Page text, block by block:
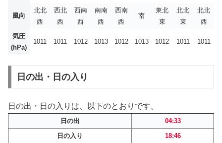
風向
北北
西
西北
西
西南
西
南南
西
西南
西
南
東北
東
北北
東
北北
西
気圧
(hPa)
1011 1011 1012 1013 1012 1013 1012 1011 1011
日の出・日の入り
日の出・日の入りは、以下のとおりです。
日の出
04:33
日の入り
18:46